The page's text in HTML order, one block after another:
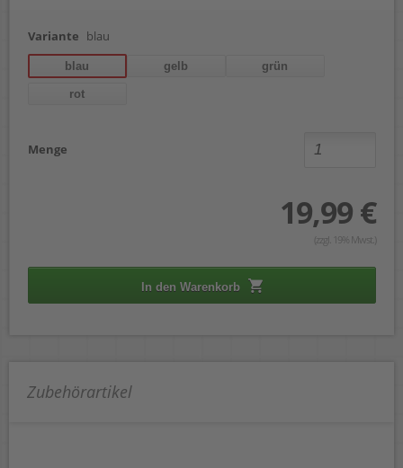
Variante blau
blau gelb grün
rot
Menge
19,99 €
(zzgl. 19% Mwst.)
In den Warenkorb
Zubehörartikel